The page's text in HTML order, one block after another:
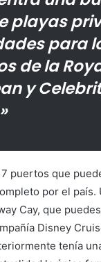
playas
para
de la
y
7 puertos que
por el país.
Cay, que
Disney
tenía